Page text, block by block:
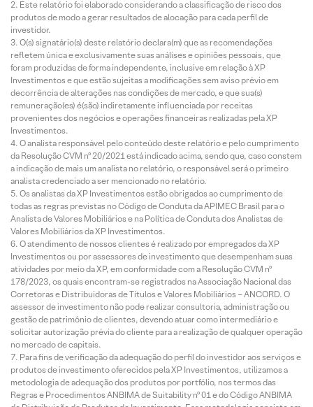
Este relatório foi elaborado considerando a classificação de risco dos
produtos de modo a gerar resultados de alocação para cada perfil de
investidor.
O(s) signatário(s) deste relatório declara(m) que as recomendações
refletem única e exclusivamente suas análises e opiniões pessoais, que
foram produzidas de forma independente, inclusive em relação à XP
Investimentos e que estão sujeitas a modificações sem aviso prévio em
decorrência de alterações nas condições de mercado, e que sua(s)
remuneração(es) é(são) indiretamente influenciada por receitas
provenientes dos negócios e operações financeiras realizadas pela XP
Investimentos.
O analista responsável pelo conteúdo deste relatório e pelo cumprimento
da Resolução CVM nº 20/2021 está indicado acima, sendo que, caso constem
a indicação de mais um analista no relatório, o responsável será o primeiro
analista credenciado a ser mencionado no relatório.
Os analistas da XP Investimentos estão obrigados ao cumprimento de
todas as regras previstas no Código de Conduta da APIMEC Brasil para o
Analista de Valores Mobiliários e na Política de Conduta dos Analistas de
Valores Mobiliários da XP Investimentos.
O atendimento de nossos clientes é realizado por empregados da XP
Investimentos ou por assessores de investimento que desempenham suas
atividades por meio da XP, em conformidade com a Resolução CVM nº
178/2023, os quais encontram-se registrados na Associação Nacional das
Corretoras e Distribuidoras de Títulos e Valores Mobiliários – ANCORD. O
assessor de investimento não pode realizar consultoria, administração ou
gestão de patrimônio de clientes, devendo atuar como intermediário e
solicitar autorização prévia do cliente para a realização de qualquer operação
no mercado de capitais.
Para fins de verificação da adequação do perfil do investidor aos serviços e
produtos de investimento oferecidos pela XP Investimentos, utilizamos a
metodologia de adequação dos produtos por portfólio, nos termos das
Regras e Procedimentos ANBIMA de Suitability nº 01 e do Código ANBIMA